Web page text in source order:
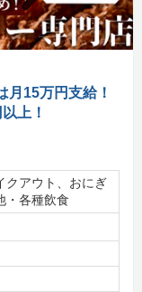
月15万円支給！
上！
クアウト、おにぎ
・各種飲食